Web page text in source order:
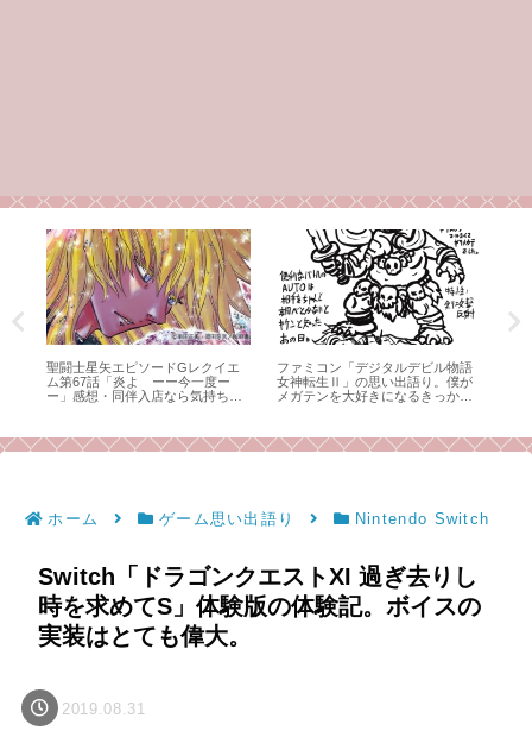
キン肉マン第524話「冴わたる冷血
面‼︎の巻」感想・アシュラマン対サ
ラマンダーのクライマックスを、
アニメ版の「聖闘士星矢」と一度
しっかり向き合ってみよう！その4
ホーム ゲーム思い出語り Nintendo Switch
Switch「ドラゴンクエストXI 過ぎ去りし
時を求めてS」体験版の体験記。ボイスの
実装はとても偉大。
2019.08.31